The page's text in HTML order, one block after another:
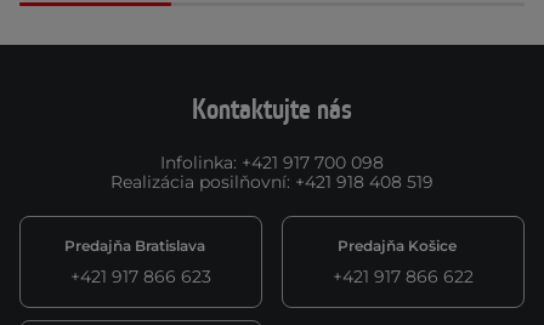
Kontaktujte nás
Infolinka: +421 917 700 098
Realizácia posilňovní: +421 918 408 519
Predajňa Bratislava
+421 917 866 623
Predajňa Košice
+421 917 866 622